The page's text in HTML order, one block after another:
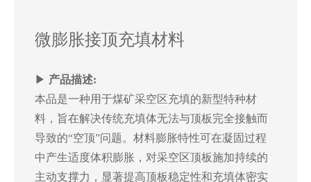
微膨胀接顶充填材料
▶ 产品描述:
本品是一种用于煤矿采空区充填的新型特种材
料，旨在解决传统充填体无法与顶板完全接触而
导致的“空顶”问题。材料膨胀特性可在凝固过程
中产生适度体积膨胀，对采空区顶板施加持续的
主动支撑力，显著提高顶板稳定性和充填体密实